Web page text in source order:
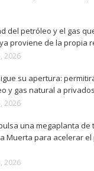
del petróleo y el gas
proviene de la propia
2026
su apertura:
y gas natural a
2026
una megaplanta
Muerta para acelerar
2026